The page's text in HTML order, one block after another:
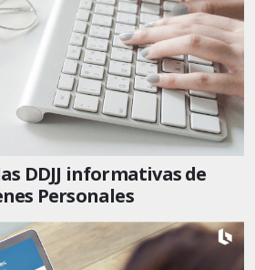
DDJJ informativas de
Personales